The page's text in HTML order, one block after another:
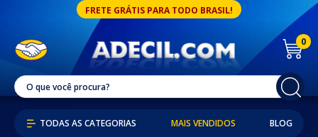
FRETE GRÁTIS PARA TODO BRASIL!
0
MAIS VENDIDOS BLOG